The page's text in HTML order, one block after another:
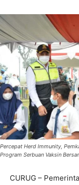
Percepat Herd Immunity,
Program Serbuan Vaksin
CURUG –